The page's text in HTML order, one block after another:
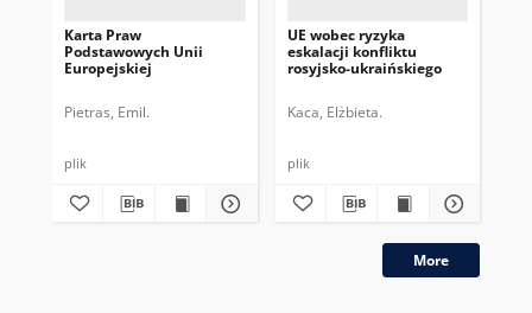
Karta Praw
Podstawowych Unii
Europejskiej
Pietras, Emil.
plik
UE wobec ryzyka
eskalacji konfliktu
rosyjsko-ukraińskiego
Kaca, Elżbieta.
plik
More